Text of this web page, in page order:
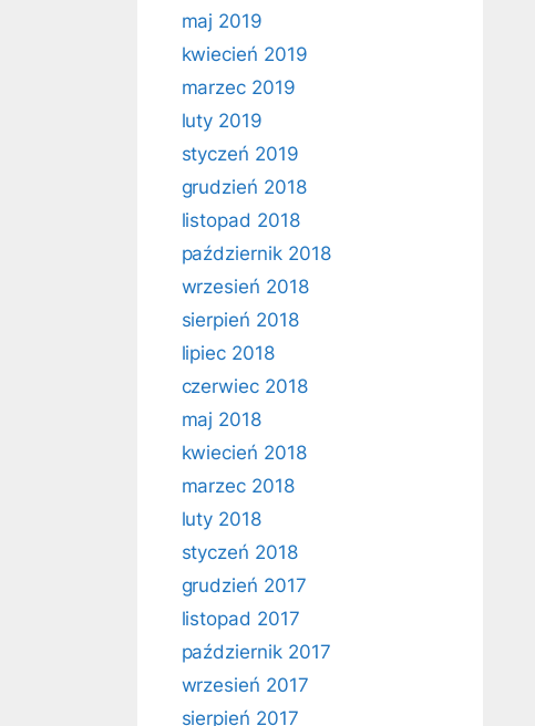
maj 2019
kwiecień 2019
marzec 2019
luty 2019
styczeń 2019
grudzień 2018
listopad 2018
październik 2018
wrzesień 2018
sierpień 2018
lipiec 2018
czerwiec 2018
maj 2018
kwiecień 2018
marzec 2018
luty 2018
styczeń 2018
grudzień 2017
listopad 2017
październik 2017
wrzesień 2017
sierpień 2017